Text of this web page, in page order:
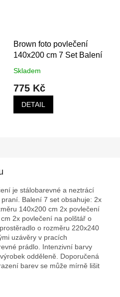
Brown foto povlečení
140x200 cm 7 Set Balení
Skladem
775 Kč
DETAIL
je stálobarevné a neztrácí
Balení 7 set obsahuje: 2x
140x200 cm 2x povlečení
2x povlečení na polštář o
o rozměru 220x240
uzávěry v pracích
prádlo. Intenzivní barvy
odděleně. Doporučená
barev se může mírně lišit